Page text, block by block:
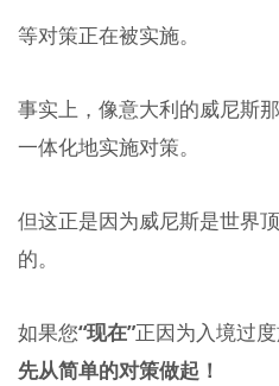
等对策正在被实施。
事实上，像意大利的威尼斯
一体化地实施对策。
但这正是因为威尼斯是世界
的。
如果您“现在”正因为入境过
先从简单的对策做起！